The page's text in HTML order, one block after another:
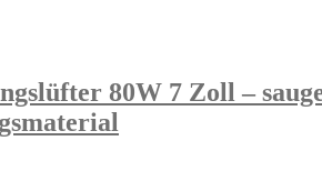
80W 7 Zoll –